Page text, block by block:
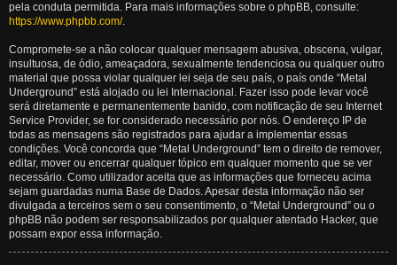
pela conduta permitida. Para mais informações sobre o phpBB, consulte:
https://www.phpbb.com/.
Compromete-se a não colocar qualquer mensagem abusiva, obscena, vulgar,
insultuosa, de ódio, ameaçadora, sexualmente tendenciosa ou qualquer outro
material que possa violar qualquer lei seja de seu país, o país onde “Metal
Underground” está alojado ou lei Internacional. Fazer isso pode levar você
será diretamente e permanentemente banido, com notificação de seu Internet
Service Provider, se for considerado necessário por nós. O endereço IP de
todas as mensagens são registrados para ajudar a implementar essas
condições. Você concorda que “Metal Underground” tem o direito de remover,
editar, mover ou encerrar qualquer tópico em qualquer momento que se ver
necessário. Como utilizador aceita que as informações que forneceu acima
sejam guardadas numa Base de Dados. Apesar desta informação não ser
divulgada a terceiros sem o seu consentimento, o “Metal Underground” ou o
phpBB não podem ser responsabilizados por qualquer atentado Hacker, que
possam expor essa informação.